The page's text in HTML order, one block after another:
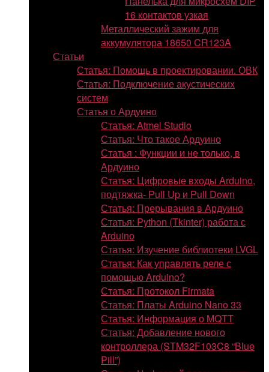
16 контактов узкая
Металлический зажим для
аккумулятора 18650 CR123A
Статьи
Статья: Помощь в проектировании. ОВК
Статья: Подключение акустических
систем
Статья о Ардуино
Статья: Atmel Studio
Статья: Что такое Ардуино
Статья : Функции и не только, в
Ардуино
Статья: Цифровые входы Arduino,
подтяжка- Pull Up и Pull Down
Статья: Прерывания в Ардуино
Статья: Python (Tkinter) работа с
Arduino
Статья: Изучение библиотеки LVGL
Статья: Как управлять реле с
помощью Arduino?
Статья: Протокол Firmata
Статья: Платы Arduino Nano 33
Статья: Информация о MQTT
Статья: Добавление нового
контроллера (STM32F103C8 “Blue
Pill”)